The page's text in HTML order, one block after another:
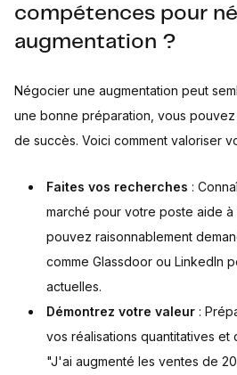
compétences pour
augmentation ?
Négocier une augmentation peut
une bonne préparation, vous
de succès. Voici comment valoriser
Faites vos recherches :
marché pour votre poste aide
pouvez raisonnablement
comme Glassdoor ou LinkedIn
actuelles.
Démontrez votre valeur :
vos réalisations quantitatives et
"J'ai augmenté les ventes de